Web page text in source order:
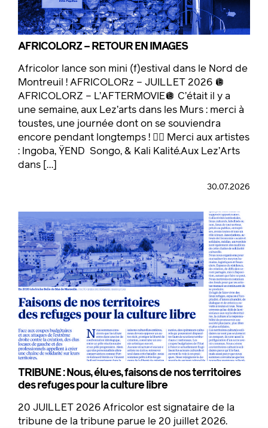
AFRICOLORZ – RETOUR EN IMAGES
Africolor lance son mini (f)estival dans le Nord de
Montreuil ! AFRICOLORz – JUILLET 2026 🪩
AFRICOLORZ – L’AFTERMOVIE🪩 C’était il y a
une semaine, aux Lez’arts dans les Murs : merci à
toustes, une journée dont on se souviendra
encore pendant longtemps ! ❤️‍🔥 Merci aux artistes
: Ingoba, ŸEND Songo, & Kali Kalité.Aux Lez’Arts
dans […]
30.07.2026
TRIBUNE : Nous, élu·es, faisons de nos territoires
des refuges pour la culture libre
20 JUILLET 2026 Africolor est signataire de la
tribune de la tribune parue le 20 juillet 2026.